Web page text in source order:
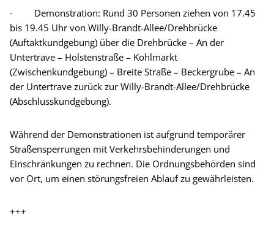
· Demonstration: Rund 30 Personen ziehen von 17.45
bis 19.45 Uhr von Willy-Brandt-Allee/Drehbrücke
(Auftaktkundgebung) über die Drehbrücke – An der
Untertrave – Holstenstraße – Kohlmarkt
(Zwischenkundgebung) – Breite Straße – Beckergrube – An
der Untertrave zurück zur Willy-Brandt-Allee/Drehbrücke
(Abschlusskundgebung).
Während der Demonstrationen ist aufgrund temporärer
Straßensperrungen mit Verkehrsbehinderungen und
Einschränkungen zu rechnen. Die Ordnungsbehörden sind
vor Ort, um einen störungsfreien Ablauf zu gewährleisten.
+++